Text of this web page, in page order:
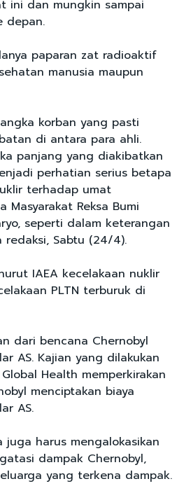
ini dan mungkin sampai
depan.
paparan zat radioaktif
manusia maupun
korban yang pasti
di antara para ahli.
panjang yang diakibatkan
perhatian serius betapa
terhadap umat
Masyarakat Reksa Bumi
seperti dalam keterangan
Sabtu (24/4).
IAEA kecelakaan nuklir
PLTN terburuk di
dari bencana Chernobyl
AS. Kajian yang dilakukan
Health memperkirakan
menciptakan biaya
AS.
juga harus mengalokasikan
dampak Chernobyl,
yang terkena dampak.